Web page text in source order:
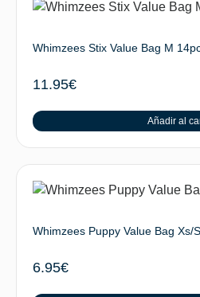
Whimzees Stix Value Bag M
11.95€
Añadir al
Whimzees Puppy Value Bag Xs/
6.95€